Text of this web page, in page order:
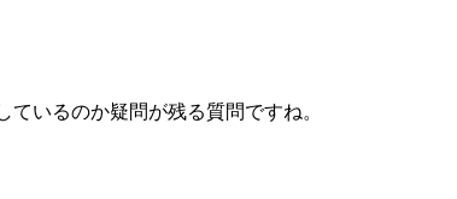
いるのか疑問が残る質問ですね。